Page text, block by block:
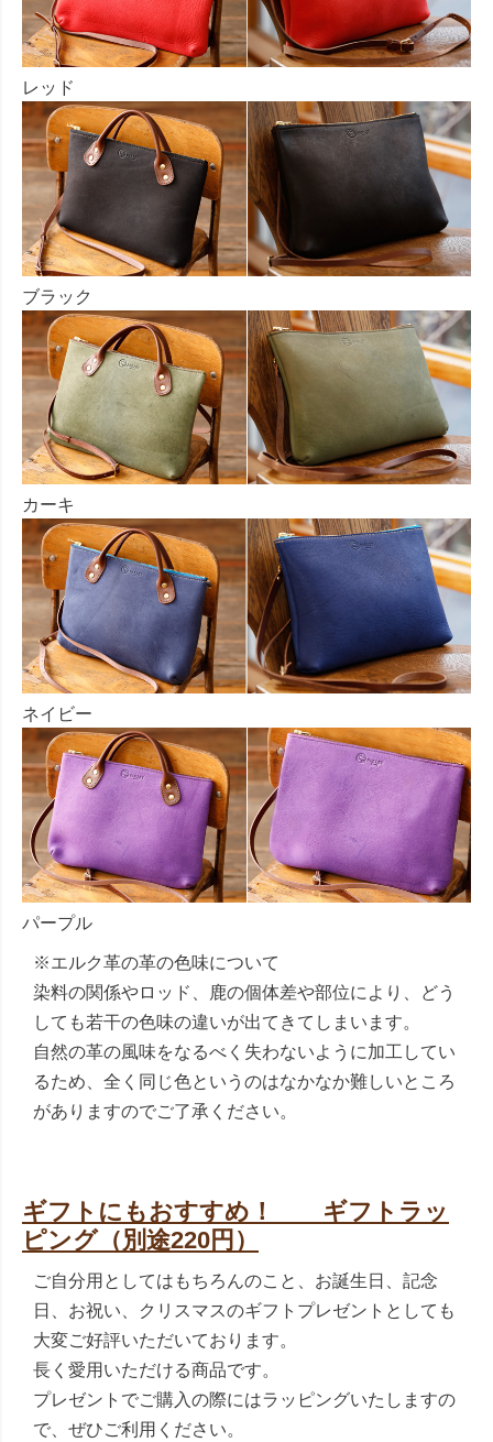
レッド
ブラック
カーキ
ネイビー
パープル
※エルク革の革の色味について
染料の関係やロッド、鹿の個体差や部位により、どう
しても若干の色味の違いが出てきてしまいます。
自然の革の風味をなるべく失わないように加工してい
るため、全く同じ色というのはなかなか難しいところ
がありますのでご了承ください。
ギフトにもおすすめ！ ギフトラッ
ピング（別途220円）
ご自分用としてはもちろんのこと、お誕生日、記念
日、お祝い、クリスマスのギフトプレゼントとしても
大変ご好評いただいております。
長く愛用いただける商品です。
プレゼントでご購入の際にはラッピングいたしますの
で、ぜひご利用ください。